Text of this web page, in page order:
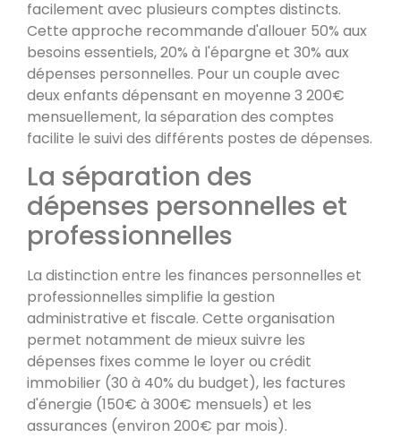
facilement avec plusieurs comptes distincts.
Cette approche recommande d'allouer 50% aux
besoins essentiels, 20% à l'épargne et 30% aux
dépenses personnelles. Pour un couple avec
deux enfants dépensant en moyenne 3 200€
mensuellement, la séparation des comptes
facilite le suivi des différents postes de dépenses.
La séparation des
dépenses personnelles et
professionnelles
La distinction entre les finances personnelles et
professionnelles simplifie la gestion
administrative et fiscale. Cette organisation
permet notamment de mieux suivre les
dépenses fixes comme le loyer ou crédit
immobilier (30 à 40% du budget), les factures
d'énergie (150€ à 300€ mensuels) et les
assurances (environ 200€ par mois).